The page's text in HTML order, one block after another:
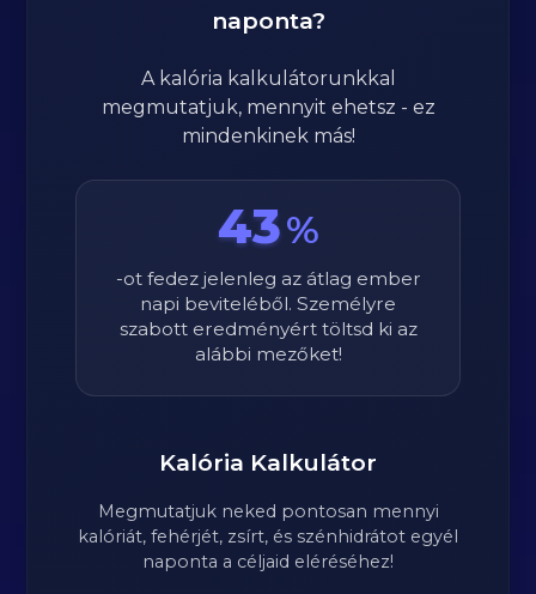
naponta?
A kalória kalkulátorunkkal
megmutatjuk, mennyit ehetsz - ez
mindenkinek más!
43%
-ot fedez jelenleg az átlag ember
napi beviteléből. Személyre
szabott eredményért töltsd ki az
alábbi mezőket!
Kalória Kalkulátor
Megmutatjuk neked pontosan mennyi
kalóriát, fehérjét, zsírt, és szénhidrátot egyél
naponta a céljaid eléréséhez!